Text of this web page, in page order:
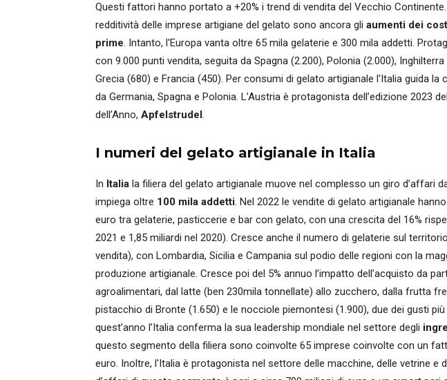
Questi fattori hanno portato a +20% i trend di vendita del Vecchio
redditività delle imprese artigiane del gelato sono ancora gli aumenti dei
prime. Intanto, l'Europa vanta oltre 65 mila gelaterie e 300 mila addetti.
con 9.000 punti vendita, seguita da Spagna (2.200), Polonia (2.000),
Grecia (680) e Francia (450). Per consumi di gelato artigianale l'Italia guida la
da Germania, Spagna e Polonia. L’Austria è protagonista dell’edizione 2023 del
dell’Anno, Apfelstrudel.
I numeri del gelato artigianale in Italia
In Italia la filiera del gelato artigianale muove nel complesso un giro d’affari
impiega oltre 100 mila addetti. Nel 2022 le vendite di gelato artigianale
euro tra gelaterie, pasticcerie e bar con gelato, con una crescita del 16%
2021 e 1,85 miliardi nel 2020). Cresce anche il numero di gelaterie sul
vendita), con Lombardia, Sicilia e Campania sul podio delle regioni con la
produzione artigianale. Cresce poi del 5% annuo l’impatto dell’acquisto da
agroalimentari, dal latte (ben 230mila tonnellate) allo zucchero, dalla frutta
pistacchio di Bronte (1.650) e le nocciole piemontesi (1.900), due dei gusti
quest’anno l’Italia conferma la sua leadership mondiale nel settore degli
questo segmento della filiera sono coinvolte 65 imprese coinvolte con un
euro. Inoltre, l'Italia è protagonista nel settore delle macchine, delle vetrine e